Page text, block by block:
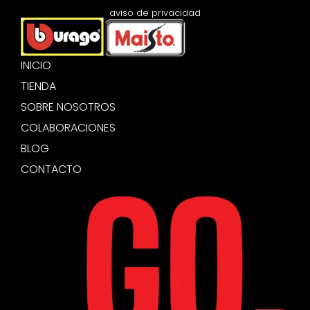
INICIO
TIENDA
SOBRE NOSOTROS
COLABORACIONES
BLOG
CONTACTO
aviso de privacidad